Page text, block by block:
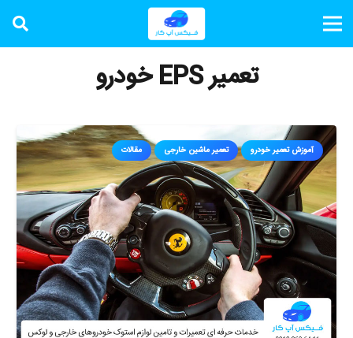
تعمیر EPS خودرو
آموزش تعمیر خودرو تعمیر ماشین خارجی مقالات